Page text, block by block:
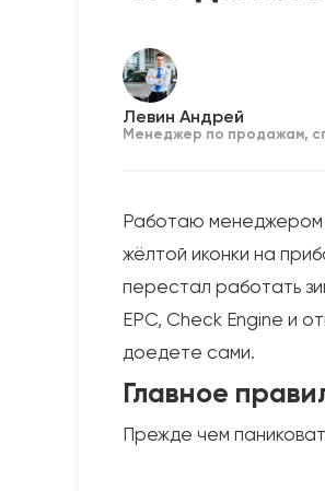
Левин Андрей
Менеджер по продажам,
Работаю менеджером
жёлтой иконки на
перестал работать
EPC, Check Engine и
доедете сами.
Главное
Прежде чем